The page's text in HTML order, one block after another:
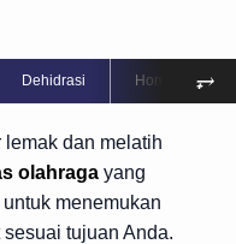
Dehidrasi Home Care
⥅
dan melatih
olahraga yang
menemukan
tujuan Anda.